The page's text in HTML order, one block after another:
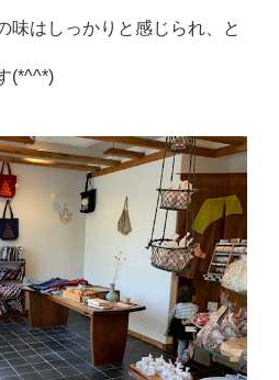
味はしっかりと感じられ、 と
(*^^*)